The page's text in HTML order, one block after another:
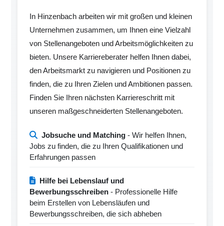
In Hinzenbach arbeiten wir mit großen und kleinen
Unternehmen zusammen, um Ihnen eine Vielzahl
von Stellenangeboten und Arbeitsmöglichkeiten zu
bieten. Unsere Karriereberater helfen Ihnen dabei,
den Arbeitsmarkt zu navigieren und Positionen zu
finden, die zu Ihren Zielen und Ambitionen passen.
Finden Sie Ihren nächsten Karriereschritt mit
unseren maßgeschneiderten Stellenangeboten.
Jobsuche und Matching - Wir helfen Ihnen,
Jobs zu finden, die zu Ihren Qualifikationen und
Erfahrungen passen
Hilfe bei Lebenslauf und
Bewerbungsschreiben - Professionelle Hilfe
beim Erstellen von Lebensläufen und
Bewerbungsschreiben, die sich abheben